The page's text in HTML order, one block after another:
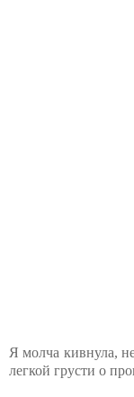
Я молча кивнула,
легкой грусти о